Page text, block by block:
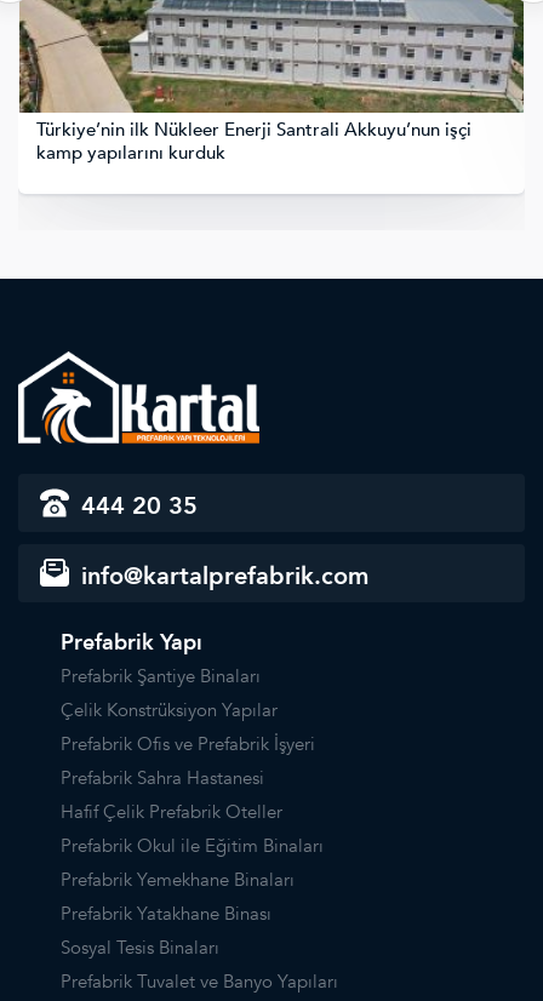
Türkiye’nin ilk Nükleer Enerji Santrali Akkuyu’nun işçi
kamp yapılarını kurduk
444 20 35
info@kartalprefabrik.com
Prefabrik Yapı
Prefabrik Şantiye Binaları
Çelik Konstrüksiyon Yapılar
Prefabrik Ofis ve Prefabrik İşyeri
Prefabrik Sahra Hastanesi
Hafif Çelik Prefabrik Oteller
Prefabrik Okul ile Eğitim Binaları
Prefabrik Yemekhane Binaları
Prefabrik Yatakhane Binası
Sosyal Tesis Binaları
Prefabrik Tuvalet ve Banyo Yapıları